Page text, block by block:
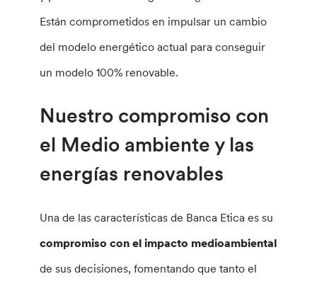
Están comprometidos en impulsar un cambio
del modelo energético actual para conseguir
un modelo 100% renovable.
Nuestro compromiso con
el Medio ambiente y las
energías renovables
Una de las características de Banca Etica es su
compromiso con el impacto medioambiental
de sus decisiones, fomentando que tanto el